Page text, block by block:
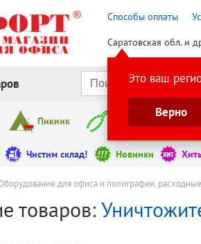
Способы оплаты
Саратовская обл. и
Это ваш
Верно
Пикник Инструменты
Чистим склад! Новинки
для офиса и полиграфии,
товаров: